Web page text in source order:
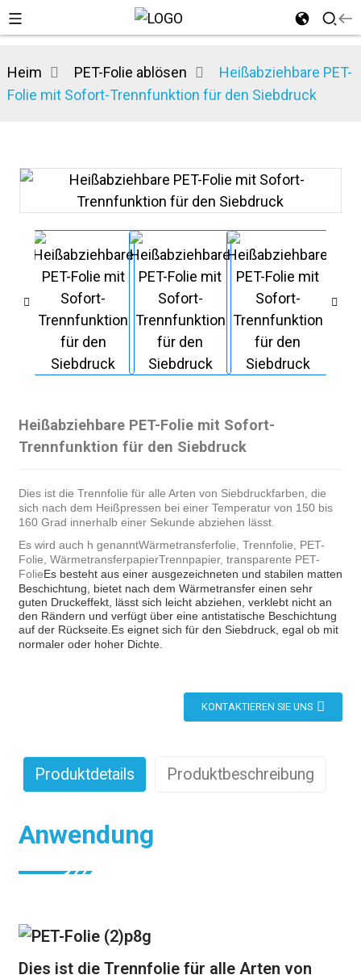
Heim PET-Folie ablösen
Heißabziehbare PET-
Folie mit Sofort-Trennfunktion für den Siebdruck
Heißabziehbare PET-Folie mit Sofort-
Trennfunktion für den Siebdruck
Dies ist die Trennfolie für alle Arten von Siebdruckfarben, die
sich nach dem Heißpressen bei einer Temperatur von 150 bis
160 Grad innerhalb einer Sekunde abziehen lässt.
Es wird auch h genanntWärmetransferfolie, Trennfolie, PET-
Folie, WärmetransferpapierTrennpapier, transparente PET-
FolieEs besteht aus einer ausgezeichneten und stabilen matten
Beschichtung, bietet nach dem Wärmetransfer einen sehr
guten Druckeffekt, lässt sich leicht abziehen, verklebt nicht an
den Rändern und verfügt über eine antistatische Beschichtung
auf der Rückseite. Es eignet sich für den Siebdruck, egal ob mit
normaler oder hoher Dichte.
KONTAKTIEREN SIE UNS
Produktdetails Produktbeschreibung
Anwendung
Dies ist die Trennfolie für alle Arten von